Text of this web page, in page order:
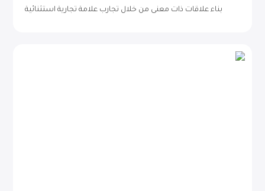
بناء علاقات ذات معنى من خلال تجارب علامة تجارية استثنائية